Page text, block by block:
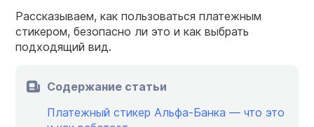
Рассказываем, как пользоваться платежным
стикером, безопасно ли это и как выбрать
подходящий вид.
Содержание статьи
Платежный стикер Альфа-Банка — что это